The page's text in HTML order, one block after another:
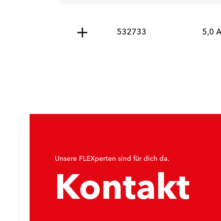
532733 5,0
Unsere FLEXperten sind für dich da.
Kontakt